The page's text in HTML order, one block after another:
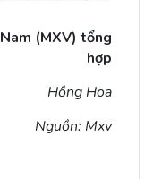
(MXV) tổng
hợp
Hồng Hoa
Nguồn: Mxv